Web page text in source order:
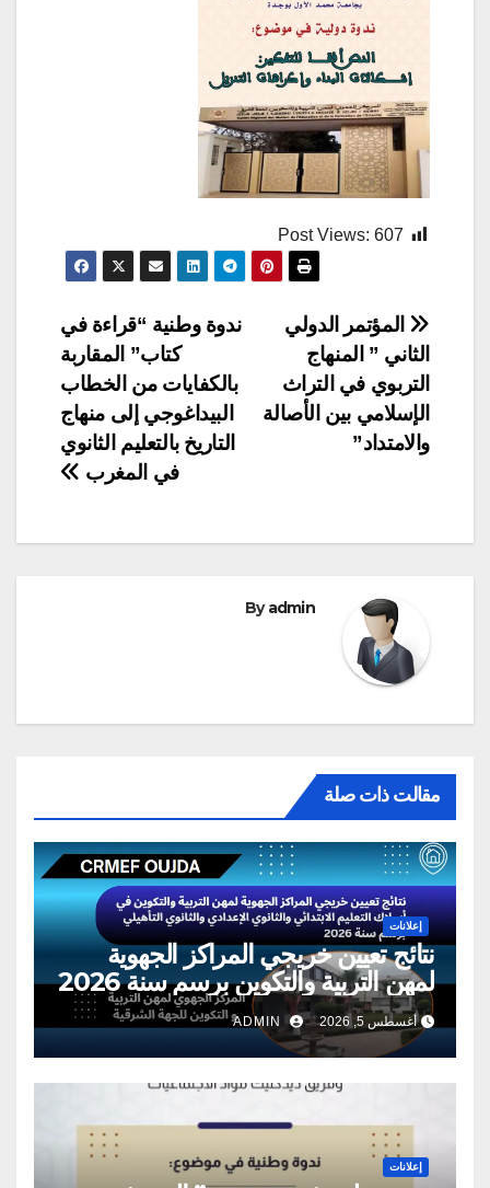
Post Views: 607
تصفّح
المقالات
ندوة وطنية “قراءة في
كتاب” المقاربة
بالكفايات من الخطاب
البيداغوجي إلى منهاج
التاريخ بالتعليم الثانوي
في المغرب
المؤتمر الدولي
الثاني ” المنهاج
التربوي في التراث
الإسلامي بين الأصالة
والامتداد”
Byadmin
مقالت ذات صلة
إعلانات
نتائج تعيين خريجي المراكز الجهوية
لمهن التربية والتكوين برسم سنة 2026
أغسطس 5, 2026
إعلانات